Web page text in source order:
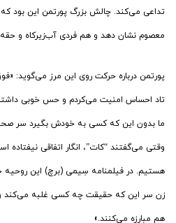
تداعی می‌کند. چالش بزرگ پورتمن این بود که
معصوم نشان دهد و هم فردی آب‌زیرکاه و
پورتمن درباره حرکت روی این مرز می‌گوید:
تاد احساس امنیت می‌کردم و حس خوبی
ما بدون این که کسی به خودش بگیرد سر
وقتی می‌گفتند “کات”، انگار اتفاقی
هستیم. در فیلمنامه سِیمی (برچ) این
زن سر این که حقیقت چه کسی غلبه می‌کند و
هم مبارزه می‌کنند.»